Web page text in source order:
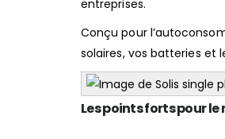
entreprises.
Conçu pour
solaires, vos batteries et
Les points forts pour